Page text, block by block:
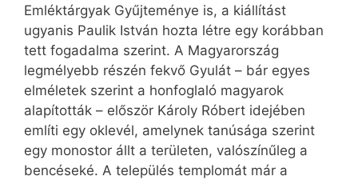
Emléktárgyak Gyűjteménye is, a kiállítást
ugyanis Paulik István hozta létre egy korábban
tett fogadalma szerint. A Magyarország
legmélyebb részén fekvő Gyulát – bár egyes
elméletek szerint a honfoglaló magyarok
alapították – először Károly Róbert idejében
említi egy oklevél, amelynek tanúsága szerint
egy monostor állt a területen, valószínűleg a
bencéseké. A település templomát már a